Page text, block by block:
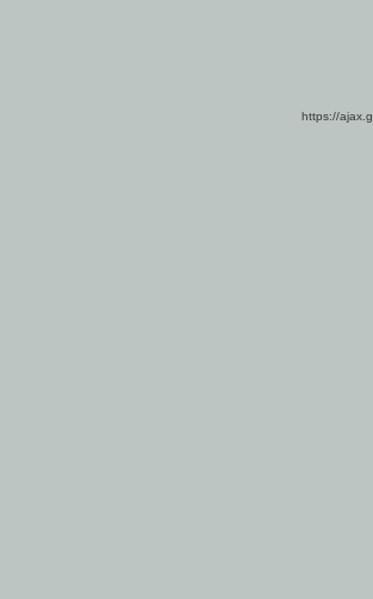
https://